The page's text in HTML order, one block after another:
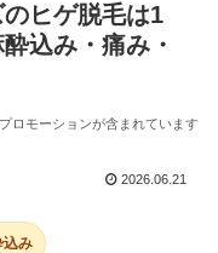
ヒゲ脱毛は1
込み・痛み・
ロモーションが含まれています
2026.06.21
込み